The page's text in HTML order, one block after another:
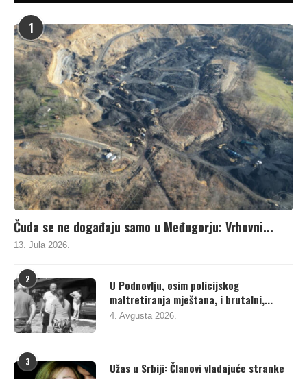
1
Čuda se ne događaju samo u Međugorju: Vrhovni...
13. Jula 2026.
2
U Podnovlju, osim policijskog
maltretiranja mještana, i brutalni,...
4. Avgusta 2026.
3
Užas u Srbiji: Članovi vladajuće stranke